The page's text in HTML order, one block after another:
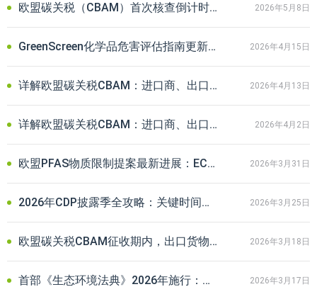
欧盟碳关税（CBAM）首次核查倒计时：监测计划怎么写才不踩坑？ 2026年5月8日
GreenScreen化学品危害评估指南更新至v1.5a版本，并新增“气候”指标 2026年4月15日
详解欧盟碳关税CBAM：进口商、出口商/生产商申报时需注意什么？ 2026年4月13日
详解欧盟碳关税CBAM：进口商、出口商/生产商如何协同完成碳排放申报？ 2026年4月2日
欧盟PFAS物质限制提案最新进展：ECHA表态支持并设针对性豁免条款 2026年3月31日
2026年CDP披露季全攻略：关键时间节点+问卷调整要点，企业填报必看 2026年3月25日
欧盟碳关税CBAM征收期内，出口货物清关频受阻怎么办？附企业实操指南 2026年3月18日
首部《生态环境法典》2026年施行：双碳工作从政策引导迈向法治强制 2026年3月17日